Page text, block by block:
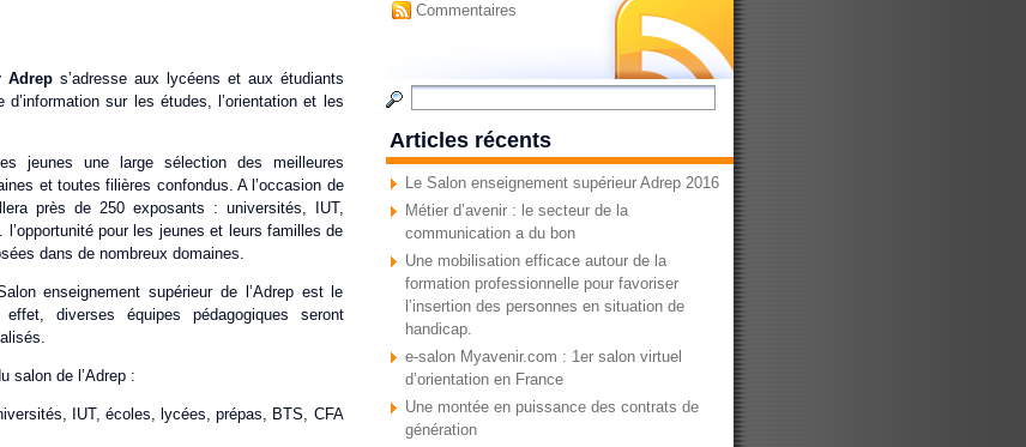
Adreps’adresse aux lycéens et aux étudiants
sur les études, l’orientation et les
jeunes une large sélection des meilleures
et toutes filières confondus. A l’occasion de
près de 250 exposants : universités, IUT,
pour les jeunes et leurs familles de
dans de nombreux domaines.
enseignement supérieur de l’Adrep est le
effet, diverses équipes pédagogiques seront
salon de l’Adrep :
IUT, écoles, lycées, prépas, BTS, CFA
Commentaires
Articles récents
Le Salon enseignement supérieur Adrep 2016
Métier d’avenir : le secteur de la
communication a du bon
Une mobilisation efficace autour de la
formation professionnelle pour favoriser
l’insertion des personnes en situation de
handicap.
e-salon Myavenir.com : 1er salon virtuel
d’orientation en France
Une montée en puissance des contrats de
génération